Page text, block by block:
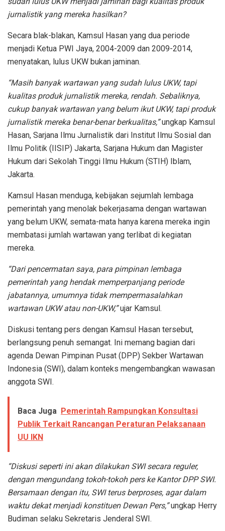
jurnalistik yang mereka hasilkan?
Secara blak-blakan, Kamsul Hasan yang dua periode
menjadi Ketua PWI Jaya, 2004-2009 dan 2009-2014,
menyatakan, lulus UKW bukan jaminan.
“Masih banyak wartawan yang sudah lulus UKW, tapi
kualitas produk jurnalistik mereka, rendah. Sebaliknya,
cukup banyak wartawan yang belum ikut UKW, tapi produk
jurnalistik mereka benar-benar berkualitas,”ungkap Kamsul
Hasan, Sarjana Ilmu Jurnalistik dari Institut Ilmu Sosial dan
Ilmu Politik (IISIP) Jakarta, Sarjana Hukum dan Magister
Hukum dari Sekolah Tinggi Ilmu Hukum (STIH) Iblam,
Jakarta.
Kamsul Hasan menduga, kebijakan sejumlah lembaga
pemerintah yang menolak bekerjasama dengan wartawan
yang belum UKW, semata-mata hanya karena mereka ingin
membatasi jumlah wartawan yang terlibat di kegiatan
mereka.
“Dari pencermatan saya, para pimpinan lembaga
pemerintah yang hendak memperpanjang periode
jabatannya, umumnya tidak mempermasalahkan
wartawan UKW atau non-UKW,”ujar Kamsul.
Diskusi tentang pers dengan Kamsul Hasan tersebut,
berlangsung penuh semangat. Ini memang bagian dari
agenda Dewan Pimpinan Pusat (DPP) Sekber Wartawan
Indonesia (SWI), dalam konteks mengembangkan wawasan
anggota SWI.
Baca Juga Pemerintah Rampungkan Konsultasi
Publik Terkait Rancangan Peraturan Pelaksanaan
UU IKN
“Diskusi seperti ini akan dilakukan SWI secara reguler,
dengan mengundang tokoh-tokoh pers ke Kantor DPP SWI.
Bersamaan dengan itu, SWI terus berproses, agar dalam
waktu dekat menjadi konstituen Dewan Pers,”ungkap Herry
Budiman selaku Sekretaris Jenderal SWI.